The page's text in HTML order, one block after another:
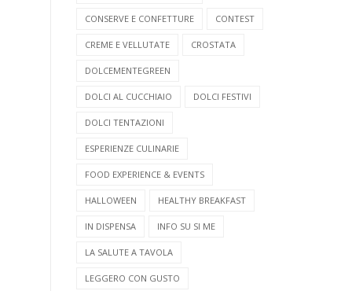
CONSERVE E CONFETTURE CONTEST
CREME E VELLUTATE CROSTATA
DOLCEMENTEGREEN
DOLCI AL CUCCHIAIO DOLCI FESTIVI
DOLCI TENTAZIONI
ESPERIENZE CULINARIE
FOOD EXPERIENCE & EVENTS
HALLOWEEN HEALTHY BREAKFAST
IN DISPENSA INFO SU SI ME
LA SALUTE A TAVOLA
LEGGERO CON GUSTO